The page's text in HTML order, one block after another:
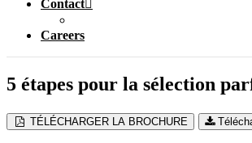
Contact
Careers
5 étapes pour la sélection
TÉLÉCHARGER LA BROCHURE